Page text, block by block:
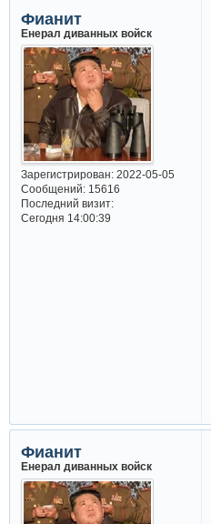
Фианит
Енерал диванных войск
Зарегистрирован: 2022-05-05
Сообщений:15616
Последний визит:
Сегодня 14:00:39
Фианит
Енерал диванных войск